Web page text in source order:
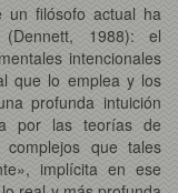
filósofo actual ha
(Dennett, 1988): el
intencionales
que lo emplea y los
profunda intuición
por las teorías de
que tales
implícita en ese